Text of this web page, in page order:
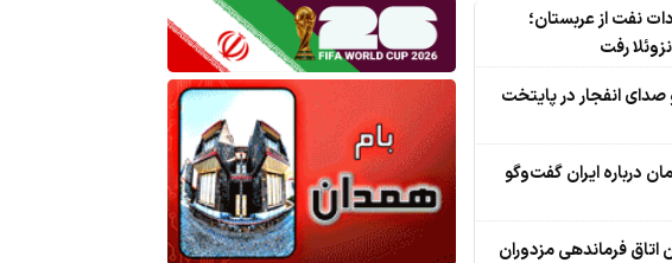
واردات نفت از عربستان؛
رفت
انفجار در پایتخت
درباره ایران گفت‌وگو
اتاق‌ فرماندهی مزدوران